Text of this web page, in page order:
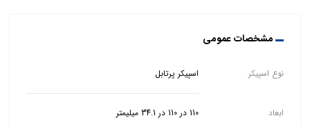
مشخصات عمومی
نوع اسپیکر اسپیکر پرتابل
ابعاد 110 در 110 در 34.1 میلیمتر